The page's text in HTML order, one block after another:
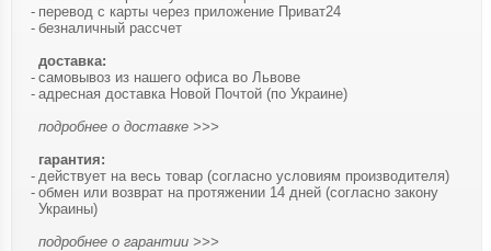
перевод с карты через приложение Приват24
безналичный рассчет
доставка:
самовывоз из нашего офиса во Львове
адресная доставка Новой Почтой (по Украине)
подробнее о доставке >>>
гарантия:
действует на весь товар (согласно условиям производителя)
обмен или возврат на протяжении 14 дней (согласно закону
Украины)
подробнее о гарантии >>>